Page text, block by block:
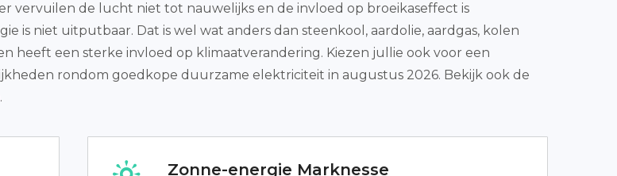
vervuilen de lucht niet tot nauwelijks en de invloed op broeikaseffect is
is niet uitputbaar. Dat is wel wat anders dan steenkool, aardolie, aardgas, kolen
heeft een sterke invloed op klimaatverandering. Kiezen jullie ook voor een
rondom goedkope duurzame elektriciteit in augustus 2026. Bekijk ook de
.
Zonne-energie Marknesse